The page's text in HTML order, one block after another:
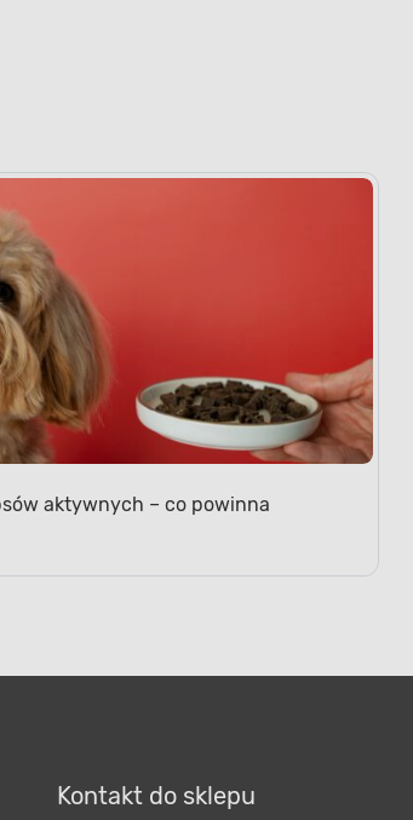
aktywnych – co powinna
Kontakt do sklepu